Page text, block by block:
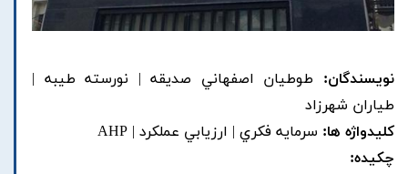
نویسندگان: طوطيان اصفهاني صديقه | نورسته طيبه |
طياران شهرزاد
کلیدواژه ها: سرمايه فکري | ارزيابي عملکرد | AHP
چکیده: